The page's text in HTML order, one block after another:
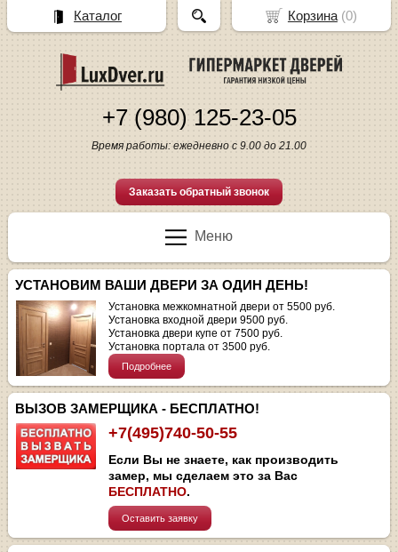
+7 (980) 125-23-05
Время работы: ежедневно с 9.00 до 21.00
Заказать обратный звонок
Меню
УСТАНОВИМ ВАШИ ДВЕРИ ЗА ОДИН ДЕНЬ!
Установка межкомнатной двери от 5500 руб.
Установка входной двери 9500 руб.
Установка двери купе от 7500 руб.
Установка портала от 3500 руб.
Подробнее
ВЫЗОВ ЗАМЕРЩИКА - БЕСПЛАТНО!
+7(495)740-50-55
Если Вы не знаете, как производить
замер, мы сделаем это за Вас
БЕСПЛАТНО.
Оставить заявку
Корзина(0)
Каталог